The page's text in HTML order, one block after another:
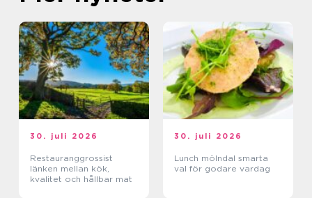
30. juli 2026
Restauranggrossist
länken mellan kök,
kvalitet och hållbar mat
30. juli 2026
Lunch mölndal smarta
val för godare vardag